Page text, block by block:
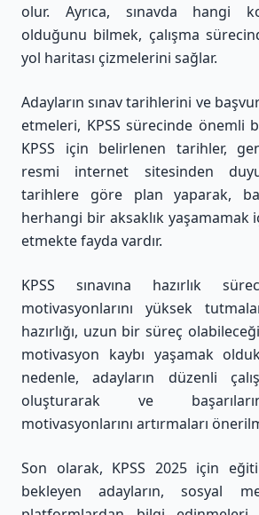
olur. Ayrıca, sınavda hangi
olduğunu bilmek, çalışma
yol haritası çizmelerini sağlar.
Adayların sınav tarihlerini ve
etmeleri, KPSS sürecinde önemli
KPSS için belirlenen tarihler,
resmi internet sitesinden
tarihlere göre plan yaparak,
herhangi bir aksaklık yaşamamak
etmekte fayda vardır.
KPSS sınavına hazırlık
motivasyonlarını yüksek
hazırlığı, uzun bir süreç
motivasyon kaybı yaşamak
nedenle, adayların düzenli
oluşturarak ve
motivasyonlarını artırmaları
Son olarak, KPSS 2025 için
bekleyen adayların, sosyal